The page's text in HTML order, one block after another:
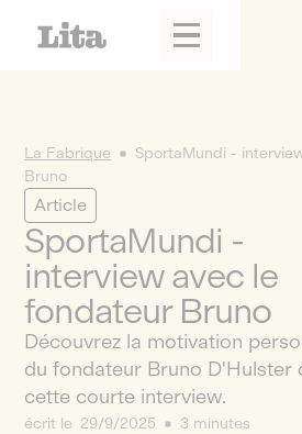
La Fabrique
SportaMundi -
Bruno
Article
SportaMundi -
interview avec le
fondateur Bruno
Découvrez la motivation
du fondateur Bruno D'Hulster
cette courte interview.
écrit le 29/9/2025
3 minutes